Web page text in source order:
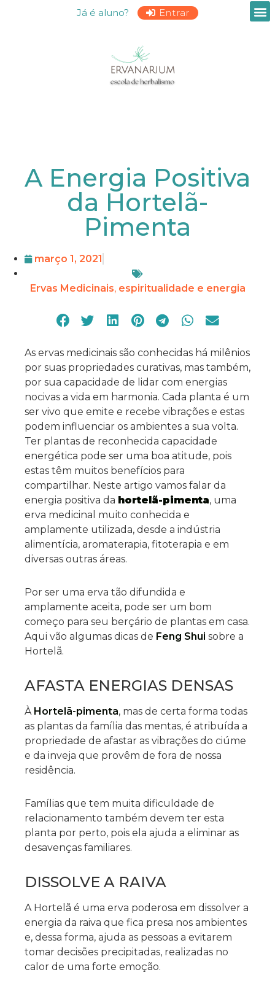
Já é aluno? Entrar
A Energia Positiva
da Hortelã-
Pimenta
março 1, 2021
Ervas Medicinais, espiritualidade e energia
As ervas medicinais são conhecidas há milênios
por suas propriedades curativas, mas também,
por sua capacidade de lidar com energias
nocivas a vida em harmonia. Cada planta é um
ser vivo que emite e recebe vibrações e estas
podem influenciar os ambientes a sua volta.
Ter plantas de reconhecida capacidade
energética pode ser uma boa atitude, pois
estas têm muitos benefícios para
compartilhar. Neste artigo vamos falar da
energia positiva da hortelã-pimenta, uma
erva medicinal muito conhecida e
amplamente utilizada, desde a indústria
alimentícia, aromaterapia, fitoterapia e em
diversas outras áreas.
Por ser uma erva tão difundida e
amplamente aceita, pode ser um bom
começo para seu berçário de plantas em casa.
Aqui vão algumas dicas de Feng Shui sobre a
Hortelã.
AFASTA ENERGIAS DENSAS
À Hortelã-pimenta, mas de certa forma todas
as plantas da família das mentas, é atribuída a
propriedade de afastar as vibrações do ciúme
e da inveja que provêm de fora de nossa
residência.
Famílias que tem muita dificuldade de
relacionamento também devem ter esta
planta por perto, pois ela ajuda a eliminar as
desavenças familiares.
DISSOLVE A RAIVA
A Hortelã é uma erva poderosa em dissolver a
energia da raiva que fica presa nos ambientes
e, dessa forma, ajuda as pessoas a evitarem
tomar decisões precipitadas, realizadas no
calor de uma forte emoção.